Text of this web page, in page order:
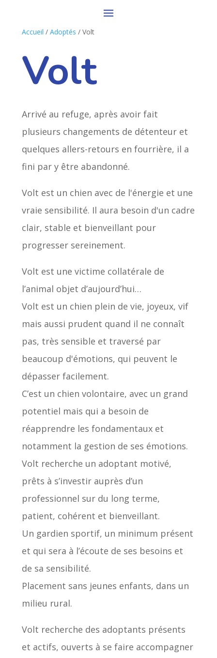
Accueil / Adoptés / Volt
Volt
Arrivé au refuge, après avoir fait
plusieurs changements de détenteur et
quelques allers-retours en fourrière, il a
fini par y être abandonné.
Volt est un chien avec de l'énergie et une
vraie sensibilité. Il aura besoin d'un cadre
clair, stable et bienveillant pour
progresser sereinement.
Volt est une victime collatérale de
l’animal objet d’aujourd’hui…
Volt est un chien plein de vie, joyeux, vif
mais aussi prudent quand il ne connaît
pas, très sensible et traversé par
beaucoup d'émotions, qui peuvent le
dépasser facilement.
C’est un chien volontaire, avec un grand
potentiel mais qui a besoin de
réapprendre les fondamentaux et
notamment la gestion de ses émotions.
Volt recherche un adoptant motivé,
prêts à s’investir auprès d’un
professionnel sur du long terme,
patient, cohérent et bienveillant.
Un gardien sportif, un minimum présent
et qui sera à l’écoute de ses besoins et
de sa sensibilité.
Placement sans jeunes enfants, dans un
milieu rural.
Volt recherche des adoptants présents
et actifs, ouverts à se faire accompagner